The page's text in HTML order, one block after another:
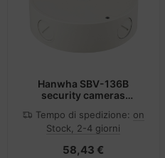
Hanwha SBV-136B
security cameras
Scatola di giunzione
Tempo di spedizione: on
Stock, 2-4 giorni
58,43 €